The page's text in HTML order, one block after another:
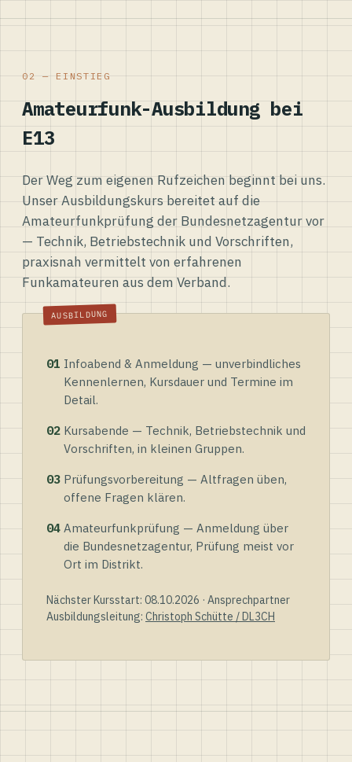
02 — EINSTIEG
Amateurfunk-Ausbildung bei
E13
Der Weg zum eigenen Rufzeichen beginnt bei uns.
Unser Ausbildungskurs bereitet auf die
Amateurfunkprüfung der Bundesnetzagentur vor
— Technik, Betriebstechnik und Vorschriften,
praxisnah vermittelt von erfahrenen
Funkamateuren aus dem Verband.
01 Infoabend & Anmeldung — unverbindliches
Kennenlernen, Kursdauer und Termine im
Detail.
02 Kursabende — Technik, Betriebstechnik und
Vorschriften, in kleinen Gruppen.
03 Prüfungsvorbereitung — Altfragen üben,
offene Fragen klären.
04 Amateurfunkprüfung — Anmeldung über
die Bundesnetzagentur, Prüfung meist vor
Ort im Distrikt.
Nächster Kursstart: 08.10.2026 · Ansprechpartner
Ausbildungsleitung: Christoph Schütte / DL3CH